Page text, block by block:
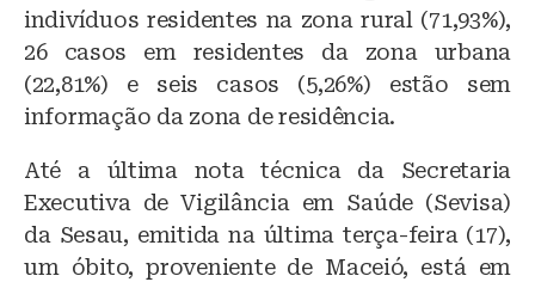
indivíduos residentes na zona rural (71,93%),
26 casos em residentes da zona urbana
(22,81%) e seis casos (5,26%) estão sem
informação da zona de residência.
Até a última nota técnica da Secretaria
Executiva de Vigilância em Saúde (Sevisa)
da Sesau, emitida na última terça-feira (17),
um óbito, proveniente de Maceió, está em